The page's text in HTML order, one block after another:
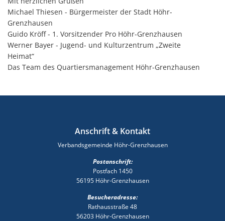
Michael Thiesen - Bürgermeister der Stadt Höhr-
Grenzhausen
Guido Kröff - 1. Vorsitzender Pro Höhr-Grenzhausen
Werner Bayer - Jugend- und Kulturzentrum „Zweite
Heimat“
Das Team des Quartiersmanagement Höhr-Grenzhausen
Anschrift & Kontakt
Verbandsgemeinde Höhr-Grenzhausen
Postanschrift:
Postfach 1450
56195 Höhr-Grenzhausen
Besucheradresse:
Rathausstraße 48
56203 Höhr-Grenzhausen